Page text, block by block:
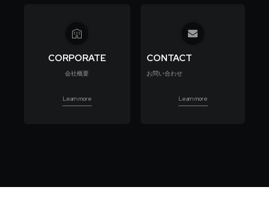
CORPORATE
会社概要
Learn more
CONTACT
お問い合わせ
Learn more